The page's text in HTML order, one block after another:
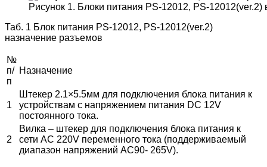
Рисунок 1. Блоки питания PS-12012, PS-
Таб. 1 Блок питания PS-12012, PS-12012(ver.2)
назначение разъемов
№
п/
п
Назначение
1
Штекер 2.1×5.5мм для подключения блока питания к
устройствам с напряжением питания DC 12V
постоянного тока.
2
Вилка – штекер для подключения блока питания к
сети AC 220V переменного тока (поддерживаемый
диапазон напряжений AC90- 265V).